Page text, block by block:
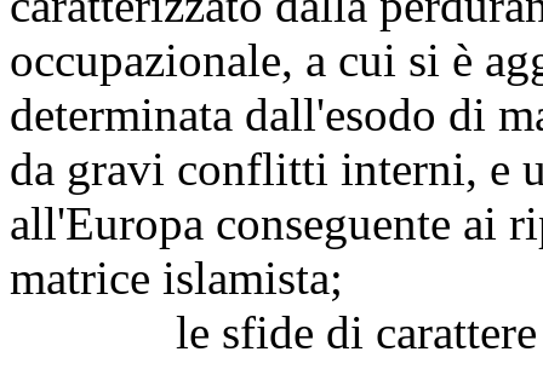
occupazionale, a cui si è
determinata dall'esodo di
da gravi conflitti interni, e
all'Europa conseguente ai
matrice islamista;
le sfide di carattere